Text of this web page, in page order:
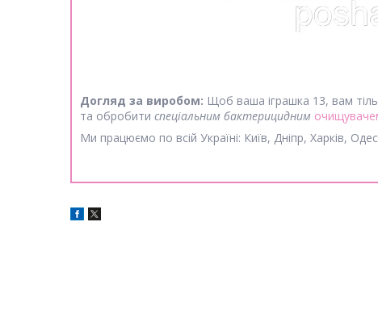
Догляд за виробом: Щоб ваша іграшка 13, вам
та обробити спеціальним бактерицидним
Ми працюємо по всій Україні: Київ, Дніпр, Харків,